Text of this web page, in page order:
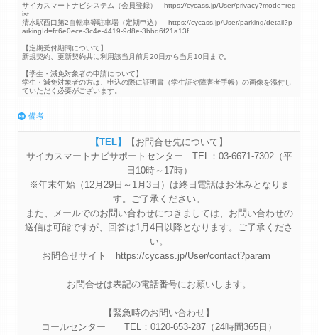
サイカスマートナビシステム（会員登録） https://cycass.jp/User/privacy?mode=reg
ist
清水駅西口第2自転車等駐車場（定期申込） https://cycass.jp/User/parking/detail?p
arkingId=fc6e0ece-3c4e-4419-9d8e-3bbd6f21a13f
【定期受付期間について】
新規契約、更新契約共に利用該当月前月20日から当月10日まで。
【学生・減免対象者の申請について】
学生・減免対象者の方は、申込の際に証明書（学生証や障害者手帳）の画像を添付し
ていただく必要がございます。
備考
【お問合せ先について】
サイカスマートナビサポートセンター TEL：03-6671-7302（平
日10時～17時）
※年末年始（12月29日～1月3日）は終日電話はお休みとなりま
す。ご了承ください。
また、メールでのお問い合わせにつきましては、お問い合わせの
送信は可能ですが、回答は1月4日以降となります。ご了承くださ
い。
お問合せサイト https://cycass.jp/User/contact?param=
お問合せは表記の電話番号にお願いします。
【緊急時のお問い合わせ】
コールセンター TEL：0120-653-287（24時間365日）